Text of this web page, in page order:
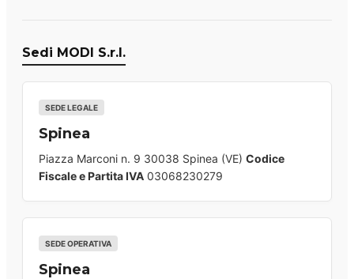
Sedi MODI S.r.l.
SEDE LEGALE
Spinea
Piazza Marconi n. 9 30038 Spinea (VE) Codice
Fiscale e Partita IVA 03068230279
SEDE OPERATIVA
Spinea